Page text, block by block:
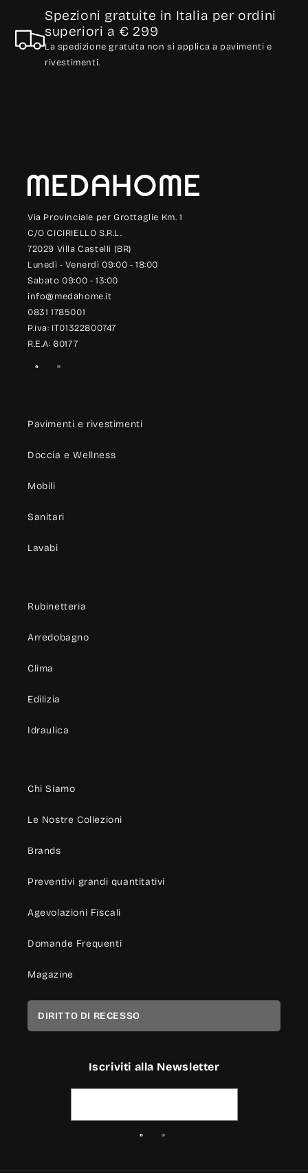
Spezioni gratuite in Italia per ordini
superiori a € 299
La spedizione gratuita non si applica a pavimenti e
rivestimenti.
Via Provinciale per Grottaglie Km. 1
C/O CICIRIELLO S.R.L.
72029 Villa Castelli (BR)
Lunedì - Venerdì 09:00 - 18:00
Sabato 09:00 - 13:00
info@medahome.it
0831 1785001
P.iva: IT01322800747
R.E.A: 60177
Pavimenti e rivestimenti
Doccia e Wellness
Mobili
Sanitari
Lavabi
Rubinetteria
Arredobagno
Clima
Edilizia
Idraulica
Chi Siamo
Le Nostre Collezioni
Brands
Preventivi grandi quantitativi
Agevolazioni Fiscali
Domande Frequenti
Magazine
DIRITTO DI RECESSO
Iscriviti alla Newsletter